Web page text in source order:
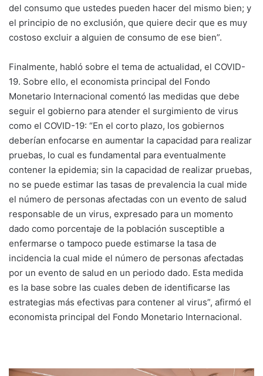
del consumo que ustedes pueden hacer del mismo bien; y
el principio de no exclusión, que quiere decir que es muy
costoso excluir a alguien de consumo de ese bien”.
Finalmente, habló sobre el tema de actualidad, el COVID-
19. Sobre ello, el economista principal del Fondo
Monetario Internacional comentó las medidas que debe
seguir el gobierno para atender el surgimiento de virus
como el COVID-19: “En el corto plazo, los gobiernos
deberían enfocarse en aumentar la capacidad para realizar
pruebas, lo cual es fundamental para eventualmente
contener la epidemia; sin la capacidad de realizar pruebas,
no se puede estimar las tasas de prevalencia la cual mide
el número de personas afectadas con un evento de salud
responsable de un virus, expresado para un momento
dado como porcentaje de la población susceptible a
enfermarse o tampoco puede estimarse la tasa de
incidencia la cual mide el número de personas afectadas
por un evento de salud en un periodo dado. Esta medida
es la base sobre las cuales deben de identificarse las
estrategias más efectivas para contener al virus”, afirmó el
economista principal del Fondo Monetario Internacional.